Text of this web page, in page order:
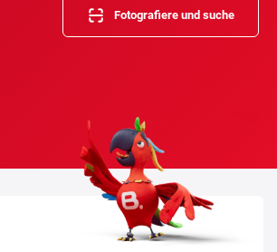
Fotografiere und suche